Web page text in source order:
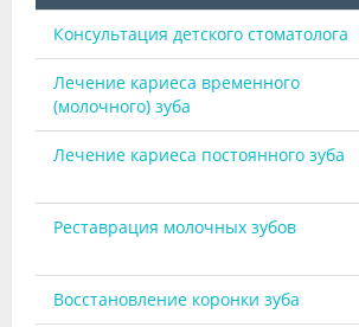
Консультация детского стоматолога
Лечение кариеса временного
(молочного) зуба
Лечение кариеса постоянного зуба
Реставрация молочных зубов
Восстановление коронки зуба